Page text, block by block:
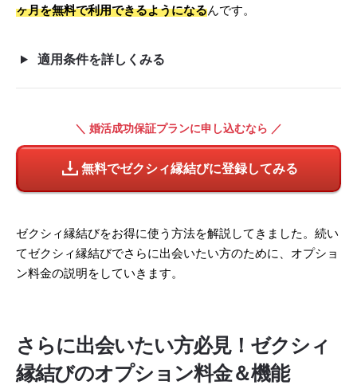
ヶ月を無料で利用できるようになるんです。
適用条件を詳しくみる
＼ 婚活成功保証プランに申し込むなら ／
無料でゼクシィ縁結びに登録してみる
ゼクシィ縁結びをお得に使う方法を解説してきました。続い
てゼクシィ縁結びでさらに出会いたい方のために、オプショ
ン料金の説明をしていきます。
さらに出会いたい方必見！ゼクシィ
縁結びのオプション料金＆機能